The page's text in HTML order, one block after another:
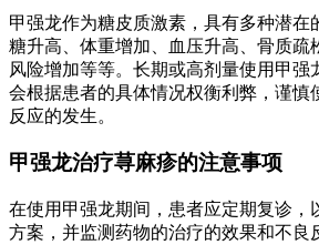
甲强龙作为糖皮质激素，具有多种潜在
糖升高、体重增加、血压升高、骨质疏
风险增加等等。长期或高剂量使用甲强
会根据患者的具体情况权衡利弊，谨慎
反应的发生。
甲强龙治疗荨麻疹的注意事项
在使用甲强龙期间，患者应定期复诊，
方案，并监测药物的治疗的效果和不良